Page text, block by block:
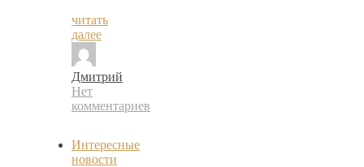
читать
далее
Дмитрий
Нет
комментариев
Интересные
новости